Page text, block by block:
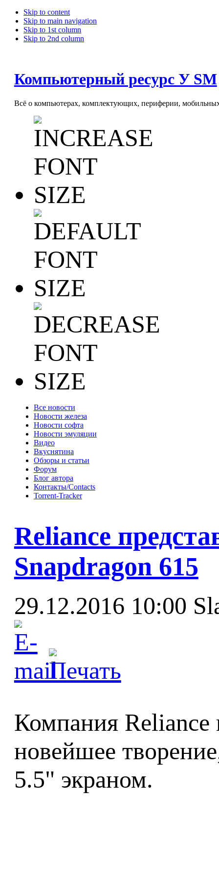
Skip to content
Skip to main navigation
Skip to 1st column
Skip to 2nd column
Компьютерный ресурс У SM
Всё о компьютерах, комплектующих, периферии, мобильных
Все новости
Новости железа
Новости софта
Новости эмуляции
Видео
Вкуснятина
Обзоры и статьи
Форум
Блог автора
Контакты/Contacts
Torrent-Tracker
Reliance
Snapdragon 615
29.12.2016 10:00
Компания Reliance
новейшее
5.5" экраном.